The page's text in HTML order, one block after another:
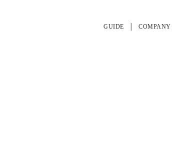
GUIDE COMPANY